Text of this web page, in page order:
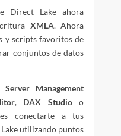
Direct Lake ahora
XMLA. Ahora
y scripts favoritos de
conjuntos de datos
Server Management
, DAX Studioo
conectarte a tus
utilizando puntos